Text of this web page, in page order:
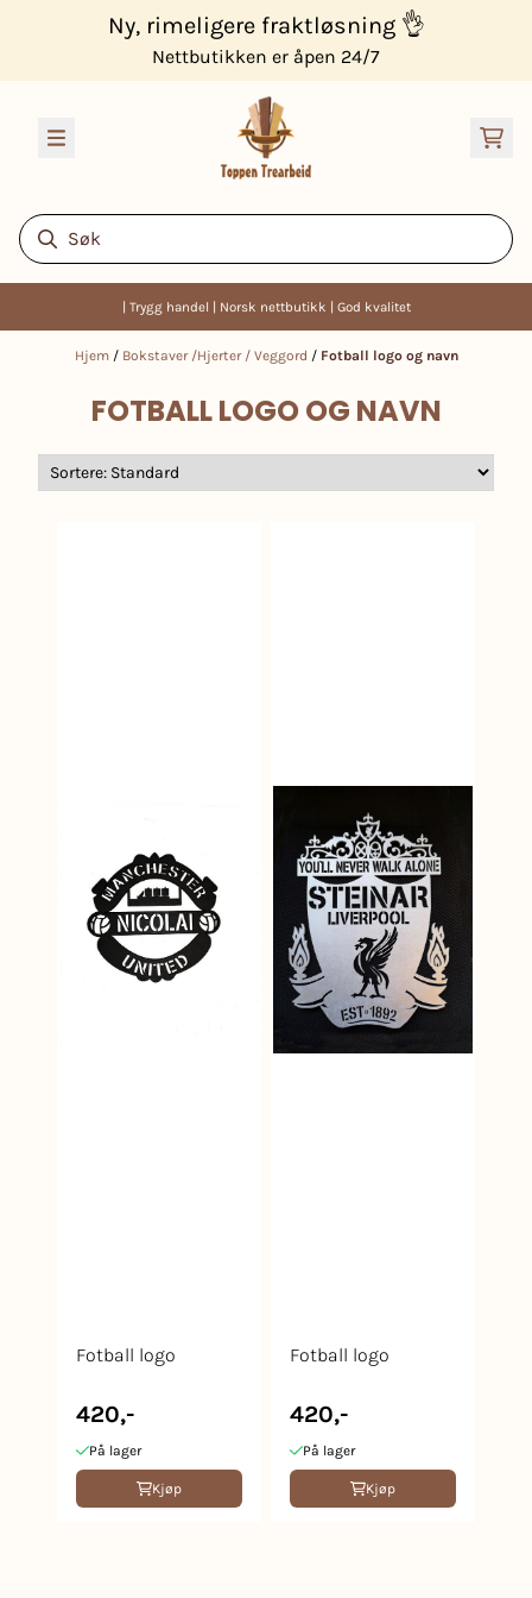
Hopp til innholdNy, rimeligere fraktløsning 👌
Nettbutikken er åpen 24/7
| Trygg handel | Norsk nettbutikk | God kvalitet
Hjem / Bokstaver /Hjerter / Veggord / Fotball logo og navn
FOTBALL LOGO OG NAVN
Fotball logo
420,-
På lager
Kjøp
Fotball logo
420,-
På lager
Kjøp